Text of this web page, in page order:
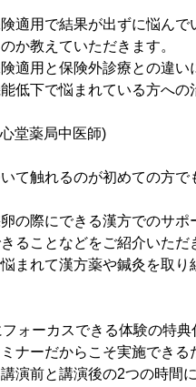
険適用で結果が出ずに悩ん
か教えていただきます。
適用と保険外診療との違い
低下で悩まれている方へ
堂薬局中医師)
いて触れるのが初めての方
卵の際にできる漢方でのサ
ることなどをご紹介いただ
悩まれて漢方薬や鍼灸を取
ォーカスできる体験の特典
ナーだからこそ実施でき
演前と講演後の2つの時間